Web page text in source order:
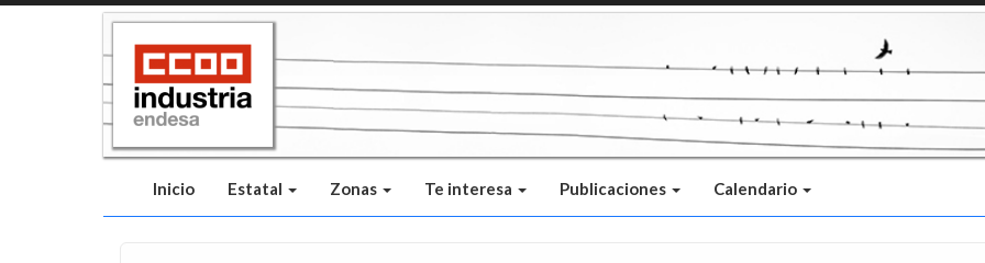
Inicio Estatal Zonas Te interesa Publicaciones Calendario